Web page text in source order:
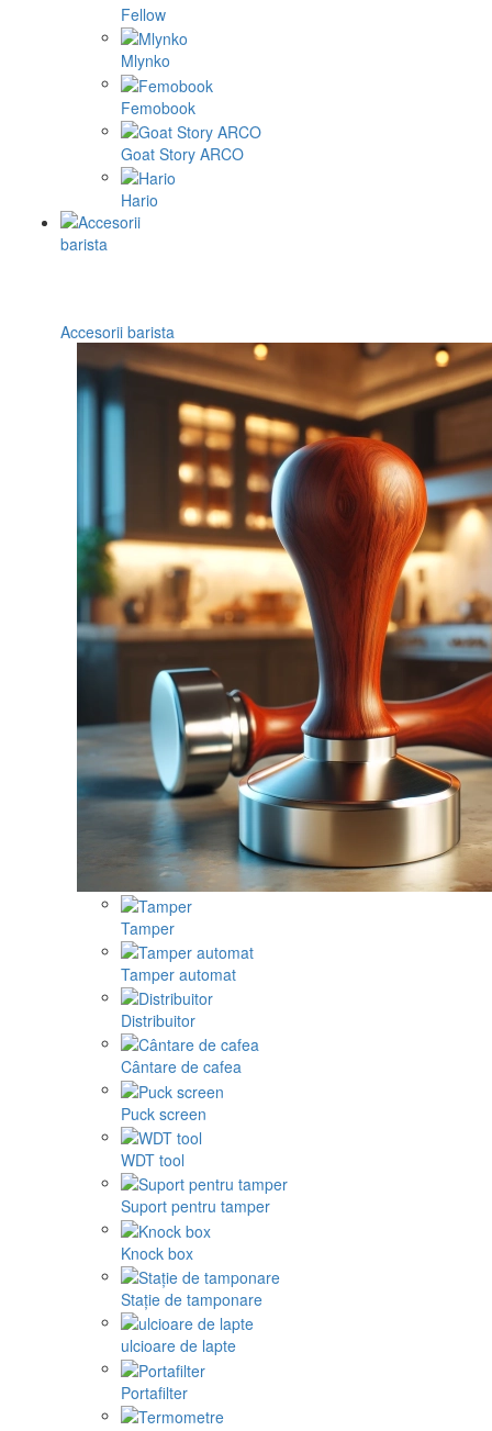
Fellow
Mlynko
Femobook
Goat Story ARCO
Hario
Accesorii barista
Tamper
Tamper automat
Distribuitor
Cântare de cafea
Puck screen
WDT tool
Suport pentru tamper
Knock box
Stație de tamponare
ulcioare de lapte
Portafilter